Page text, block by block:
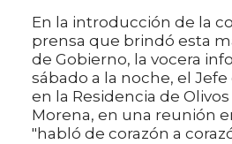
En la introducción de la
prensa que brindó esta
de Gobierno, la vocera
sábado a la noche, el
en la Residencia de
Morena, en una reunión
"habló de corazón a